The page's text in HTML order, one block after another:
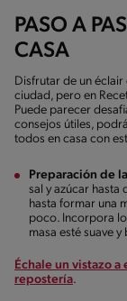
PASO A
CASA
Disfrutar de un
ciudad, pero en
Puede parecer
consejos útiles,
todos en casa con
Preparación de
sal y azúcar hasta
hasta formar una
poco. Incorpora
masa esté suave y
Échale un vistazo
repostería.